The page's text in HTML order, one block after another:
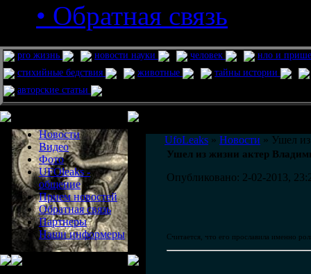
• Обратная связь
pro жизнь новости науки человек
нло и
стихийные бедствия
животные
тайны истории
авторские статьи
Новости
Видео
Фото
UFOleaks -
общение
Прием новостей
Обратная связь
Партнеры
Наши информеры
UfoLeaks » Новости » Ушел
Ушел из жизни актер
Опубликовано: 2-02-2013,
Считается, что его прославила именно